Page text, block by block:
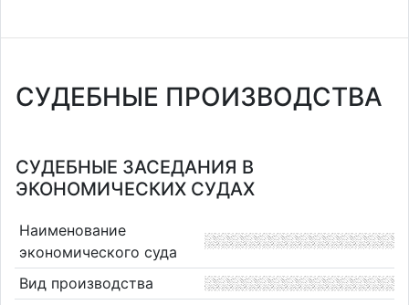
СУДЕБНЫЕ ПРОИЗВОДСТВА
СУДЕБНЫЕ ЗАСЕДАНИЯ В
ЭКОНОМИЧЕСКИХ СУДАХ
Наименование
экономического суда
Вид производства